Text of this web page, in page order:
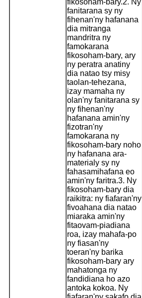
fikosoham-bary.2. Ny
fanitarana sy ny
fihenan'ny hafanana
dia mitranga
mandritra ny
famokarana
fikosoham-bary, ary
ny peratra anatiny
dia natao tsy misy
taolan-tehezana,
izay mamaha ny
olan'ny fanitarana sy
ny fihenan'ny
hafanana amin'ny
fizotran'ny
famokarana ny
fikosoham-bary noho
ny hafanana ara-
materialy sy ny
fahasamihafana eo
amin'ny faritra.3. Ny
fikosoham-bary dia
raikitra: ny fiafaran'ny
fivoahana dia natao
miaraka amin'ny
fitaovam-piadiana
roa, izay mahafa-po
ny fiasan'ny
toeran'ny barika
fikosoham-bary ary
mahatonga ny
fandidiana ho azo
antoka kokoa. Ny